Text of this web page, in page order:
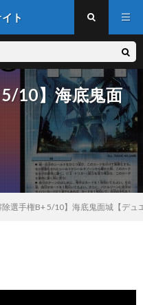
ト
10】海底鬼面
除選手権B+ 5/10】海底鬼面城【デュ